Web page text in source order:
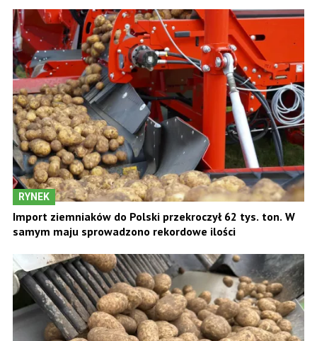
RYNEK
Import ziemniaków do Polski przekroczył 62 tys. ton. W
samym maju sprowadzono rekordowe ilości